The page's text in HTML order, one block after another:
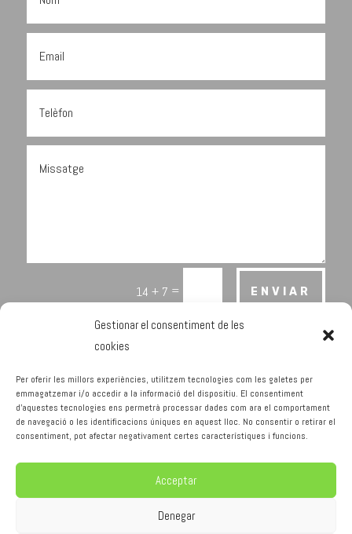
Gestionar el consentiment de les
cookies
Per oferir les millors experiències, utilitzem tecnologies com les galetes per
emmagatzemar i/o accedir a la informació del dispositiu. El consentiment
d'aquestes tecnologies ens permetrà processar dades com ara el comportament
de navegació o les identificacions úniques en aquest lloc. No consentir o retirar el
consentiment, pot afectar negativament certes característiques i funcions.
Acceptar
Denegar
14 + 7 = ENVIAR
Avís Legal
Política de Privacitat
Política de cookies